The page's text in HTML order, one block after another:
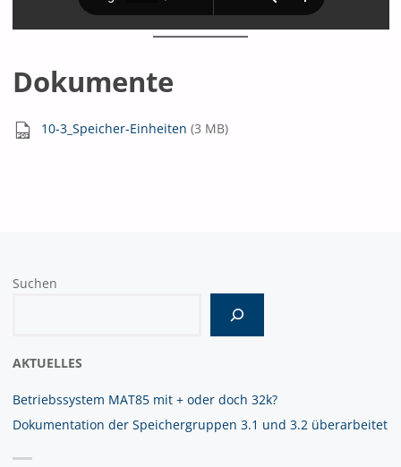
Dokumente
10-3_Speicher-Einheiten (3 MB)
Suchen
AKTUELLES
Betriebssystem MAT85 mit + oder doch 32k?
Dokumentation der Speichergruppen 3.1 und 3.2 überarbeitet